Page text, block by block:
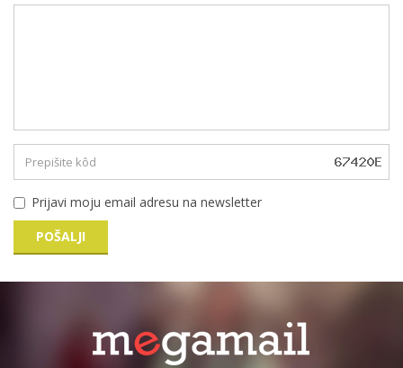
Prijavi moju email adresu na newsletter
POŠALJI